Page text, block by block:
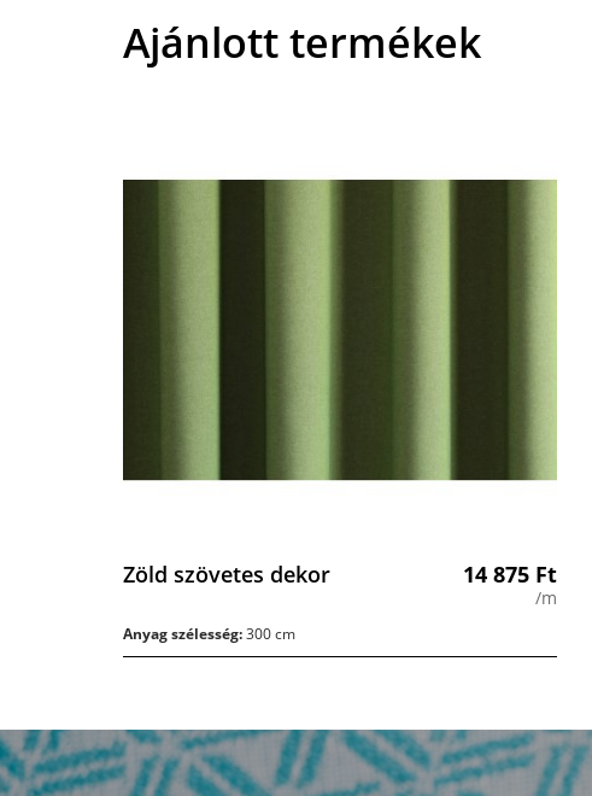
Ajánlott termékek
Zöld szövetes dekor 14 875 Ft
/m
Anyag szélesség:300 cm